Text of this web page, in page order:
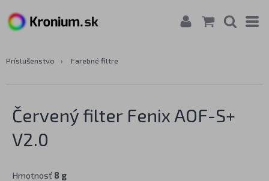
Príslušenstvo › Farebné filtre
Červený filter Fenix AOF-S+
V2.0
Hmotnosť 8 g